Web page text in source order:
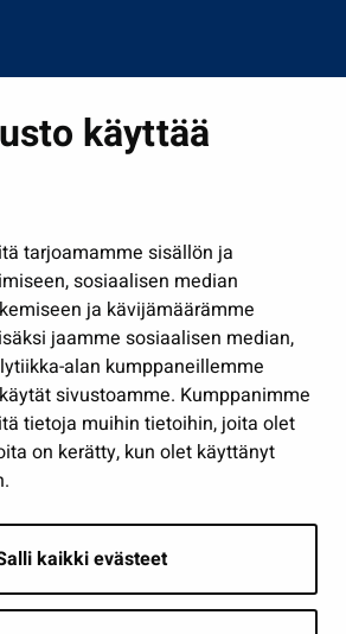
käyttää
tarjoamamme sisällön ja
sosiaalisen median
ja kävijämäärämme
jaamme sosiaalisen median,
alan kumppaneillemme
sivustoamme. Kumppanimme
tietoja muihin tietoihin, joita olet
on kerätty, kun olet käyttänyt
kaikki evästeet